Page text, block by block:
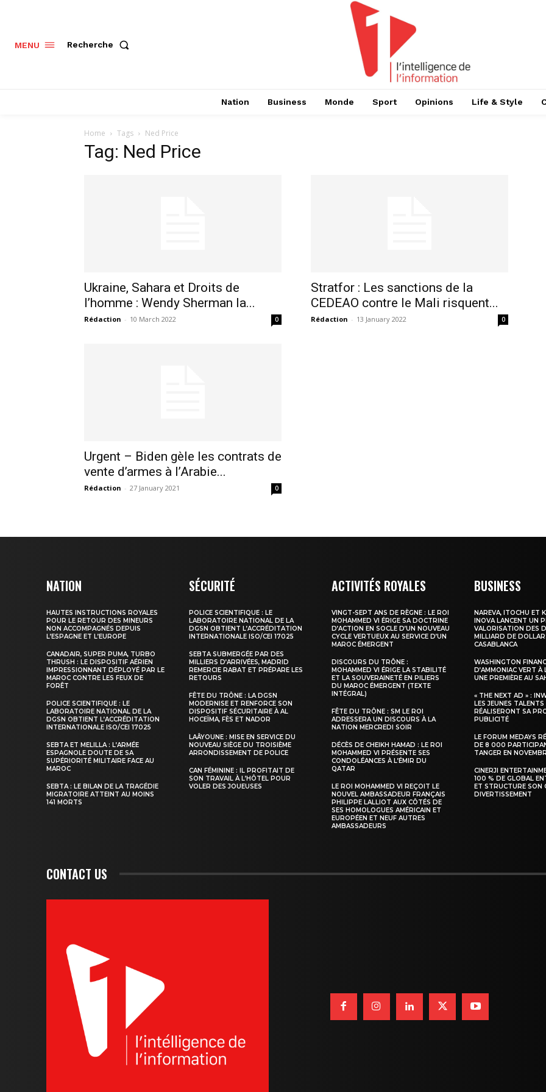
l'intelligence de
S'ABONNER MAINTENANT
Insight
Nous contacter
Mon compte
MENU Recherche
Nation Business Monde Sport Opinions Life & Style
Home Tags Ned Price
Tag: Ned Price
Ukraine, Sahara et Droits de
l’homme : Wendy Sherman la...
Rédaction - 10 March 2022 0
Stratfor : Les sanctions de la
CEDEAO contre le Mali risquent...
Rédaction - 13 January 2022 0
Urgent – Biden gèle les contrats de
vente d’armes à l’Arabie...
Rédaction - 27 January 2021 0
NATION
HAUTES INSTRUCTIONS ROYALES
POUR LE RETOUR DES MINEURS
NON ACCOMPAGNÉS DEPUIS
L’ESPAGNE ET L’EUROPE
CANADAIR, SUPER PUMA, TURBO
THRUSH : LE DISPOSITIF AÉRIEN
IMPRESSIONNANT DÉPLOYÉ PAR LE
MAROC CONTRE LES FEUX DE
FORÊT
POLICE SCIENTIFIQUE : LE
LABORATOIRE NATIONAL DE LA
DGSN OBTIENT L’ACCRÉDITATION
INTERNATIONALE ISO/CEI 17025
SEBTA ET MELILLA : L’ARMÉE
ESPAGNOLE DOUTE DE SA
SUPÉRIORITÉ MILITAIRE FACE AU
MAROC
SEBTA : LE BILAN DE LA TRAGÉDIE
MIGRATOIRE ATTEINT AU MOINS
141 MORTS
SÉCURITÉ
POLICE SCIENTIFIQUE : LE
LABORATOIRE NATIONAL DE LA
DGSN OBTIENT L’ACCRÉDITATION
INTERNATIONALE ISO/CEI 17025
SEBTA SUBMERGÉE PAR DES
MILLIERS D’ARRIVÉES, MADRID
REMERCIE RABAT ET PRÉPARE LES
RETOURS
FÊTE DU TRÔNE : LA DGSN
MODERNISE ET RENFORCE SON
DISPOSITIF SÉCURITAIRE À AL
HOCEÏMA, FÈS ET NADOR
LAÂYOUNE : MISE EN SERVICE DU
NOUVEAU SIÈGE DU TROISIÈME
ARRONDISSEMENT DE POLICE
CAN FÉMININE : IL PROFITAIT DE
SON TRAVAIL À L’HÔTEL POUR
VOLER DES JOUEUSES
ACTIVITÉS ROYALES
VINGT-SEPT ANS DE RÈGNE : LE ROI
MOHAMMED VI ÉRIGE SA DOCTRINE
D’ACTION EN SOCLE D’UN NOUVEAU
CYCLE VERTUEUX AU SERVICE D’UN
MAROC ÉMERGENT
DISCOURS DU TRÔNE :
MOHAMMED VI ÉRIGE LA STABILITÉ
ET LA SOUVERAINETÉ EN PILIERS
DU MAROC ÉMERGENT (TEXTE
INTÉGRAL)
FÊTE DU TRÔNE : SM LE ROI
ADRESSERA UN DISCOURS À LA
NATION MERCREDI SOIR
DÉCÈS DE CHEIKH HAMAD : LE ROI
MOHAMMED VI PRÉSENTE SES
CONDOLÉANCES À L’ÉMIR DU
QATAR
LE ROI MOHAMMED VI REÇOIT LE
NOUVEL AMBASSADEUR FRANÇAIS
PHILIPPE LALLIOT AUX CÔTÉS DE
SES HOMOLOGUES AMÉRICAIN ET
EUROPÉEN ET NEUF AUTRES
AMBASSADEURS
BUSINESS
NAREVA, ITOCHU ET
INOVA LANCENT UN
VALORISATION DES
MILLIARD DE
CASABLANCA
WASHINGTON
D’AMMONIAC VERT À
UNE PREMIÈRE AU
« THE NEXT AD » :
LES JEUNES
RÉALISERONT SA
PUBLICITÉ
LE FORUM MEDAYS
DE 8 000
TANGER EN
CINERJI
100 % DE GLOBAL
ET STRUCTURE SON
DIVERTISSEMENT
CONTACT US